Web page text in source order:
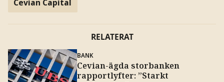
Cevian Capital
RELATERAT
BANK
Cevian-ägda storbanken
rapportlyfter: ”Starkt